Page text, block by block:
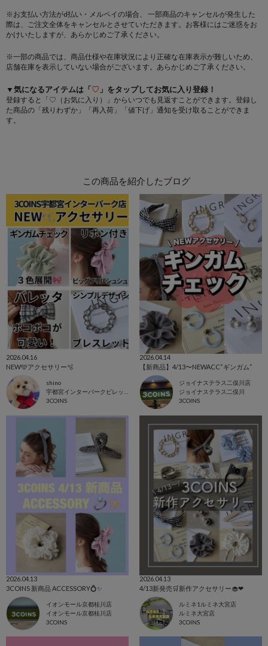
※お支払い方法がd払い・メルペイの場合、 一部商品のキャンセルが発生した
際は、ご注文全体をキャンセルとさせていただきます。お客様にはご迷惑をお
かけいたしますが、あらかじめご了承ください。
※一部の商品では、商品仕様や在庫状況により正確な在庫表示が難しいため、
店舗在庫を表示していない場合がございます。あらかじめご了承ください。
▼気になるアイテムは「♡ 」をタップしてお気に入り登録！
登録すると「♡（お気に入り）」からいつでも見返すことができます。登録し
た商品の「残りわずか」「再入荷」「値下げ」通知を受け取ることができま
す。
この商品を紹介したブログ
2026.04.16
NEW🩵アクセサリー🫧
shino
宇都宮インターパークビレッジ店
3COINS
2026.04.14
【新商品】4/13〜NEWACC“ギンガム“
ジョイナステラス二俣川店
ジョイナステラス二俣川
3COINS
2026.04.13
3COINS 新商品 ACCESSORY💍✨
イオンモール京都桂川店
イオンモール京都桂川店
3COINS
2026.04.13
4/13新発売🛒新作アクセサリー🧁❤︎
ルミネ1ルミネ大宮店
ルミネ大宮店
3COINS